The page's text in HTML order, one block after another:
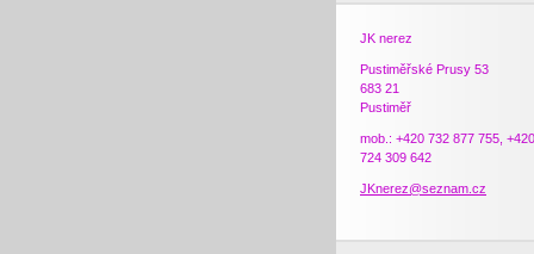
JK nerez
Pustiměřské Prusy 53
683 21
Pustiměř
mob.: +420 732 877 755, +420
724 309 642
JKnerez@seznam.cz